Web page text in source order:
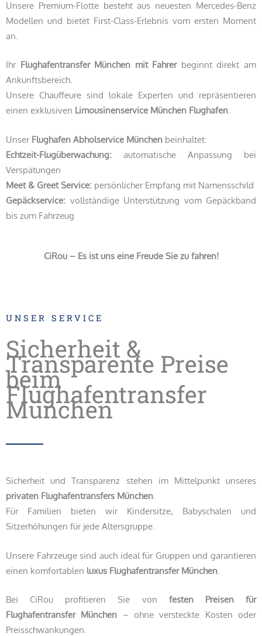
Unsere Premium-Flotte besteht aus neuesten Mercedes-Benz
Modellen und bietet First-Class-Erlebnis vom ersten Moment
an.
Ihr Flughafentransfer München mit Fahrerbeginnt direkt am
Ankunftsbereich.
Unsere Chauffeure sind lokale Experten und repräsentieren
einen exklusiven Limousinenservice München Flughafen
Unser Flughafen Abholservice München beinhaltet:
Echtzeit-Flugüberwachung: automatische Anpassung bei
Verspätungen
Meet & Greet Service: persönlicher Empfang mit Namensschild
Gepäckservice: vollständige Unterstützung vom Gepäckband
bis zum Fahrzeug
CiRou – Es ist uns eine Freude Sie zu fahren!
UNSER SERVICE
Sicherheit &
Transparente Preise
beim
Flughafentransfer
München
Sicherheit und Transparenz stehen im Mittelpunkt unseres
privaten Flughafentransfers München
Für Familien bieten wir Kindersitze, Babyschalen und
Sitzerhöhungen für jede Altersgruppe.
Unsere Fahrzeuge sind auch ideal für Gruppen und garantieren
einen komfortablen luxus Flughafentransfer München
Bei CiRou profitieren Sie von festen Preisen für
Flughafentransfer München – ohne versteckte Kosten oder
Preisschwankungen.